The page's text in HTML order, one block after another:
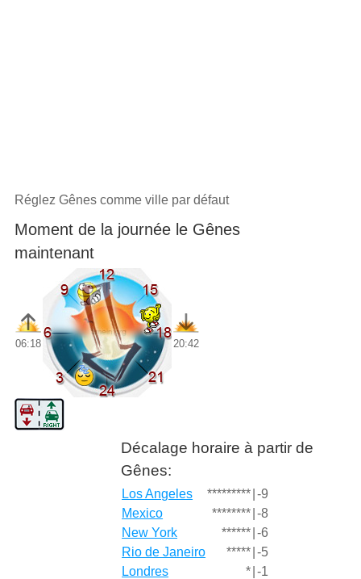
Réglez Gênes comme ville par défaut
Moment de la journée le Gênes
maintenant
06:18 20:42
Décalage horaire à partir de
Gênes:
Los Angeles ********* -9
Mexico
******** -8
New York
****** -6
Rio de Janeiro
***** -5
Londres
* -1